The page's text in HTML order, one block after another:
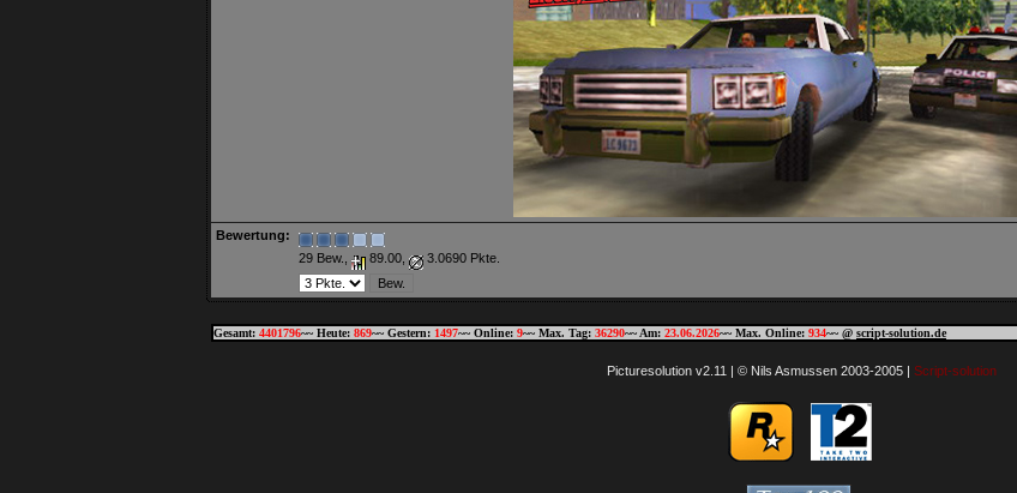
Bewertung:
29 Bew.,
89.00, 3.0690 Pkte.
Gesamt: 4401796~~ Heute: 869~~ Gestern: 1497~~ Online: 9~~ Max. Tag: 36290~~ Am: 23.06.2026~~ Max. Online: 934~~ @ script-solution.de
Picturesolution v2.11 | © Nils Asmussen 2003-2005 | Script-solution